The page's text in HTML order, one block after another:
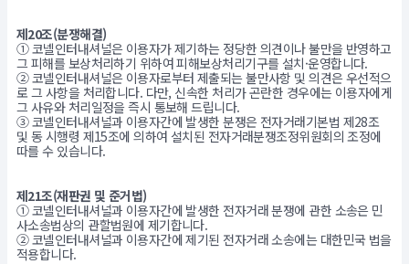
제20조(분쟁해결)
① 코넬인터내셔널은 이용자가 제기하는 정당한 의견이나 불만을 반영하고
그 피해를 보상처리하기 위하여 피해보상처리기구를 설치·운영합니다.
② 코넬인터내셔널은 이용자로부터 제출되는 불만사항 및 의견은 우선적으
로 그 사항을 처리합니다. 다만, 신속한 처리가 곤란한 경우에는 이용자에게
그 사유와 처리일정을 즉시 통보해 드립니다.
③ 코넬인터내셔널과 이용자간에 발생한 분쟁은 전자거래기본법 제28조
및 동 시행령 제15조에 의하여 설치된 전자거래분쟁조정위원회의 조정에
따를 수 있습니다.
제21조(재판권 및 준거법)
① 코넬인터내셔널과 이용자간에 발생한 전자거래 분쟁에 관한 소송은 민
사소송법상의 관할법원에 제기합니다.
② 코넬인터내셔널과 이용자간에 제기된 전자거래 소송에는 대한민국 법을
적용합니다.